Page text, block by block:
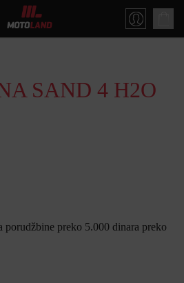
SAND 4 H2O
porudžbine preko 5.000 dinara preko